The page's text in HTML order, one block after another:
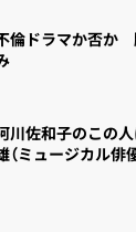
倫ドラマか否か
川佐和子のこの
（ミュージカル俳